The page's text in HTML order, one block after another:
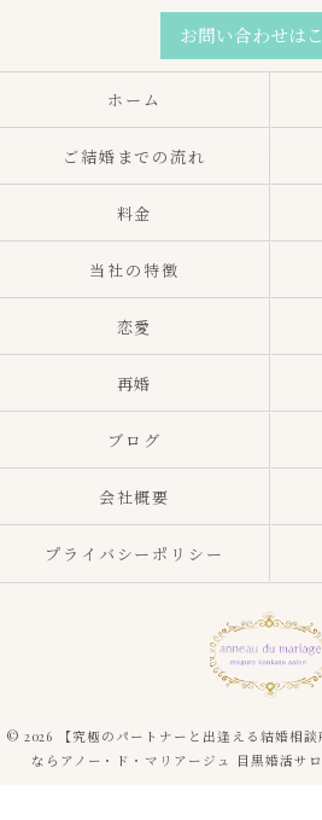
お問い合わせは
ホーム
ご結婚までの流れ
料金
当社の特徴
恋愛
再婚
ブログ
会社概要
プライバシーポリシー
© 2026 【究極のパートナーと出逢える結婚相
ならアノー・ド・マリアージュ 目黒婚活サ